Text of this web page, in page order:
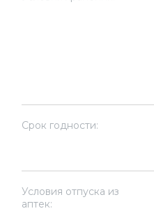
Срок годности:
Условия отпуска из
аптек: